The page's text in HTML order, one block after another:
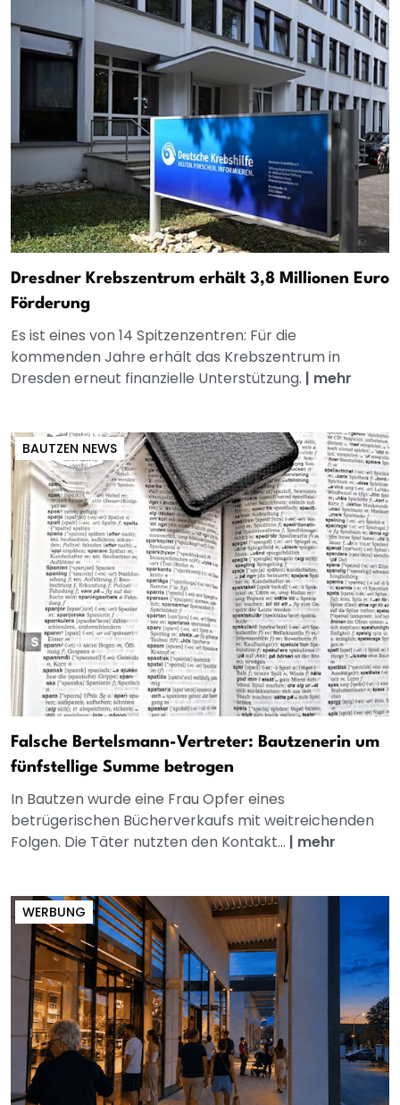
Dresdner Krebszentrum erhält 3,8 Millionen Euro
Förderung
Es ist eines von 14 Spitzenzentren: Für die
kommenden Jahre erhält das Krebszentrum in
Dresden erneut finanzielle Unterstützung. | mehr
BAUTZEN NEWS
Falsche Bertelsmann-Vertreter: Bautzenerin um
fünfstellige Summe betrogen
In Bautzen wurde eine Frau Opfer eines
betrügerischen Bücherverkaufs mit weitreichenden
Folgen. Die Täter nutzten den Kontakt... | mehr
WERBUNG